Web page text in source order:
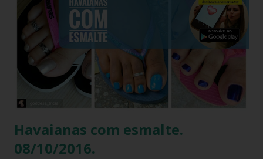
Havaianas . A ironia da "Basiquinha": O figurino de joias
Antes de chegarmos aos pés, precisamos falar sobre a
armadura de brilho que Paolla ostentou. O conjunto,
composto por um top e uma minissaia, não era apenas
"bordado", mas sim uma escultura de pedrarias
multicoloridas . ...
Havaianas com esmalte.
08/10/2016.